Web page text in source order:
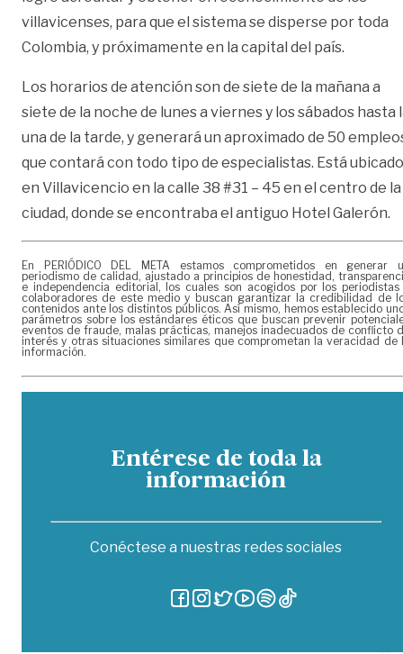
villavicenses, para que el sistema se disperse por toda
Colombia, y próximamente en la capital del país.
Los horarios de atención son de siete de la mañana a
siete de la noche de lunes a viernes y los sábados hasta
una de la tarde, y generará un aproximado de 50
que contará con todo tipo de especialistas. Está ubicado
en Villavicencio en la calle 38 #31 – 45 en el centro de la
ciudad, donde se encontraba el antiguo Hotel Galerón.
En PERIÓDICO DEL META estamos comprometidos en generar
periodismo de calidad, ajustado a principios de honestidad,
e independencia editorial, los cuales son acogidos por los periodistas
colaboradores de este medio y buscan garantizar la credibilidad de
contenidos ante los distintos públicos. Así mismo, hemos establecido
parámetros sobre los estándares éticos que buscan prevenir
eventos de fraude, malas prácticas, manejos inadecuados de conflicto
interés y otras situaciones similares que comprometan la veracidad de
información.
Entérese de toda la
información
Conéctese a nuestras redes sociales